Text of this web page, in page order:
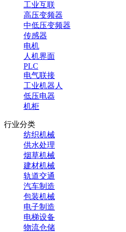
工业互联
高压变频器
中低压变频器
传感器
电机
人机界面
PLC
电气联接
工业机器人
低压电器
机柜
行业分类
纺织机械
供水处理
烟草机械
建材机械
轨道交通
汽车制造
包装机械
电子制造
电梯设备
物流仓储